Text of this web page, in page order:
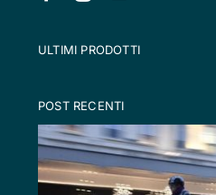
ULTIMI PRODOTTI
POST RECENTI